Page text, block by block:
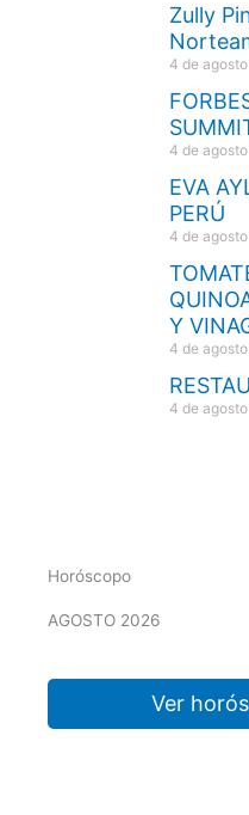
Zully
4 de
4 de
EVA
PERÚ
4 de
Y
4 de
4 de
Horóscopo
AGOSTO 2026
Ver